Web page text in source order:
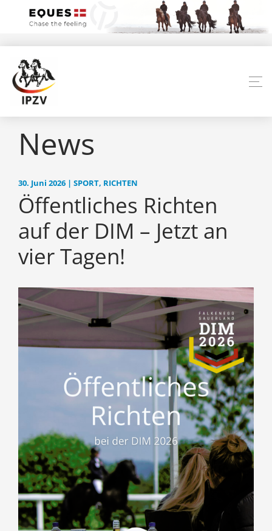
News
30. Juni 2026 | SPORT, RICHTEN
Öffentliches Richten
auf der DIM – Jetzt an
vier Tagen!